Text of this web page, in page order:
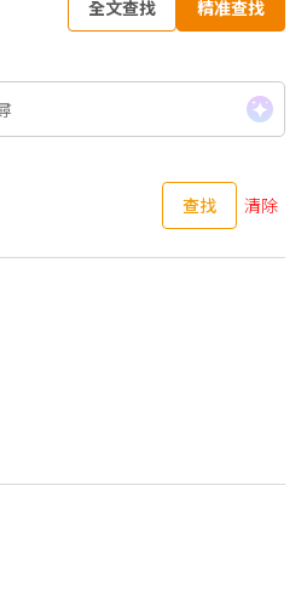
全文查找 精准查找
查找 清除